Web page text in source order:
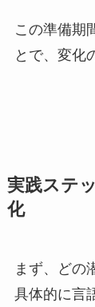
この準備期
とで、変化
実践ステ
化
まず、どの
具体的に言